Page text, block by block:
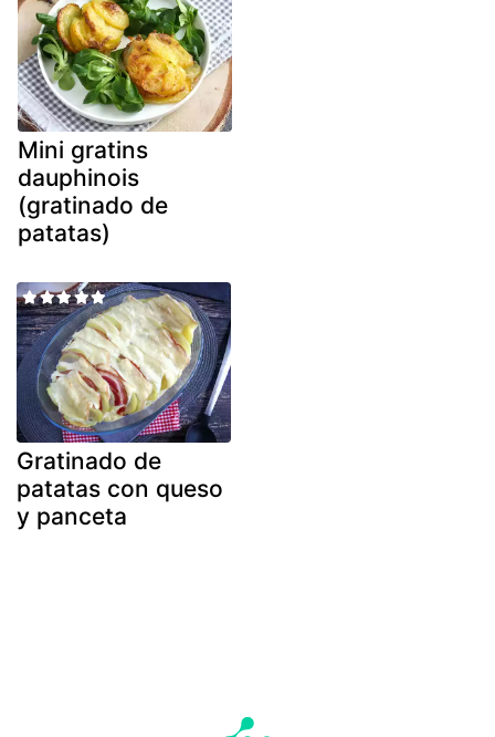
Mini gratins
dauphinois
(gratinado de
patatas)
Gratinado de
patatas con queso
y panceta